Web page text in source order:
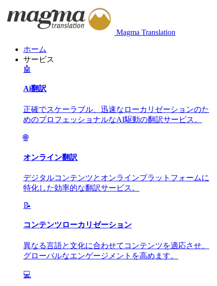
Magma Translation
ホーム
サービス
🤖
Ai翻訳
正確でスケーラブル、迅速なローカリゼーションのた
めのプロフェッショナルなAI駆動の翻訳サービス。
🌐
オンライン翻訳
デジタルコンテンツとオンラインプラットフォームに
特化した効率的な翻訳サービス。
📝
コンテンツローカリゼーション
異なる言語と文化に合わせてコンテンツを適応させ、
グローバルなエンゲージメントを高めます。
💻